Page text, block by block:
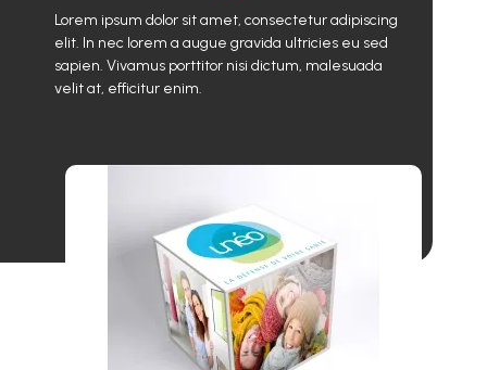
Lorem ipsum dolor sit amet, consectetur adipiscing
elit. In nec lorem a augue gravida ultricies eu sed
sapien. Vivamus porttitor nisi dictum, malesuada
velit at, efficitur enim.